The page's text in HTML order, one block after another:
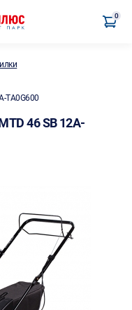
0
TA0G600
46 SB 12A-